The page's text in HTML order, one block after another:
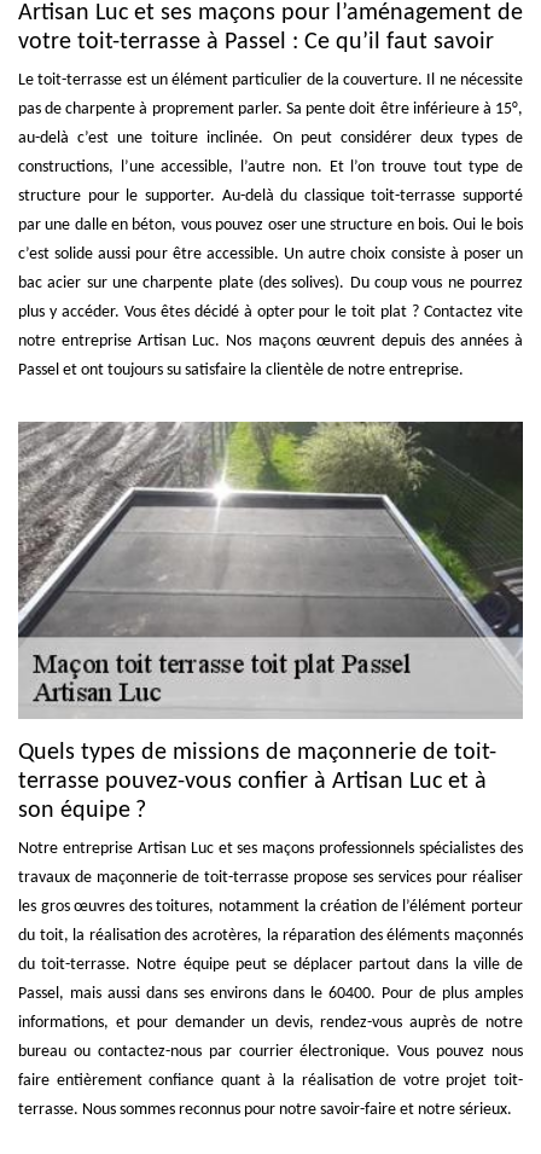
Artisan Luc et ses maçons pour l’aménagement de
votre toit-terrasse à Passel : Ce qu’il faut savoir
Le toit-terrasse est un élément particulier de la couverture. Il ne nécessite
pas de charpente à proprement parler. Sa pente doit être inférieure à 15°,
au-delà c’est une toiture inclinée. On peut considérer deux types de
constructions, l’une accessible, l’autre non. Et l’on trouve tout type de
structure pour le supporter. Au-delà du classique toit-terrasse supporté
par une dalle en béton, vous pouvez oser une structure en bois. Oui le bois
c’est solide aussi pour être accessible. Un autre choix consiste à poser un
bac acier sur une charpente plate (des solives). Du coup vous ne pourrez
plus y accéder. Vous êtes décidé à opter pour le toit plat ? Contactez vite
notre entreprise Artisan Luc. Nos maçons œuvrent depuis des années à
Passel et ont toujours su satisfaire la clientèle de notre entreprise.
Quels types de missions de maçonnerie de toit-
terrasse pouvez-vous confier à Artisan Luc et à
son équipe ?
Notre entreprise Artisan Luc et ses maçons professionnels spécialistes des
travaux de maçonnerie de toit-terrasse propose ses services pour réaliser
les gros œuvres des toitures, notamment la création de l’élément porteur
du toit, la réalisation des acrotères, la réparation des éléments maçonnés
du toit-terrasse. Notre équipe peut se déplacer partout dans la ville de
Passel, mais aussi dans ses environs dans le 60400. Pour de plus amples
informations, et pour demander un devis, rendez-vous auprès de notre
bureau ou contactez-nous par courrier électronique. Vous pouvez nous
faire entièrement confiance quant à la réalisation de votre projet toit-
terrasse. Nous sommes reconnus pour notre savoir-faire et notre sérieux.